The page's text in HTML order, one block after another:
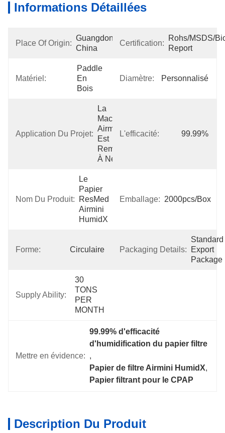
Informations Détaillées
Place Of Origin:
Guangdong,
China
Certification:
Rohs/MSDS/
Report
Matériel:
Paddle
En
Bois
Diamètre: Personnalisé
Application Du Projet:
La
Machine
Airmini
Est
Remise
À Neuf
L'efficacité: 99.99%
Nom Du Produit:
Le
Papier
ResMed
Airmini
HumidX
Emballage: 2000pcs/box
Forme: Circulaire Packaging Details:
Standard
Export
Package
Supply Ability:
30
TONS
PER
MONTH
Mettre en évidence:
99.99% d'efficacité
d'humidification du papier filtre
,
Papier de filtre Airmini HumidX
Papier filtrant pour le CPAP
Description Du Produit